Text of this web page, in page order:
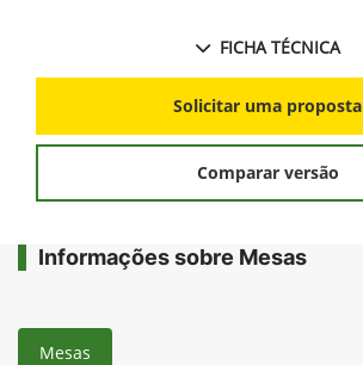
FICHA TÉCNICA
Solicitar uma proposta
Comparar versão
Informações sobre Mesas
Mesas